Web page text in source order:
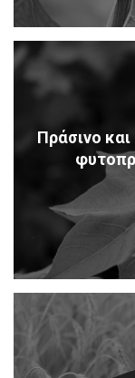
Πράσινο